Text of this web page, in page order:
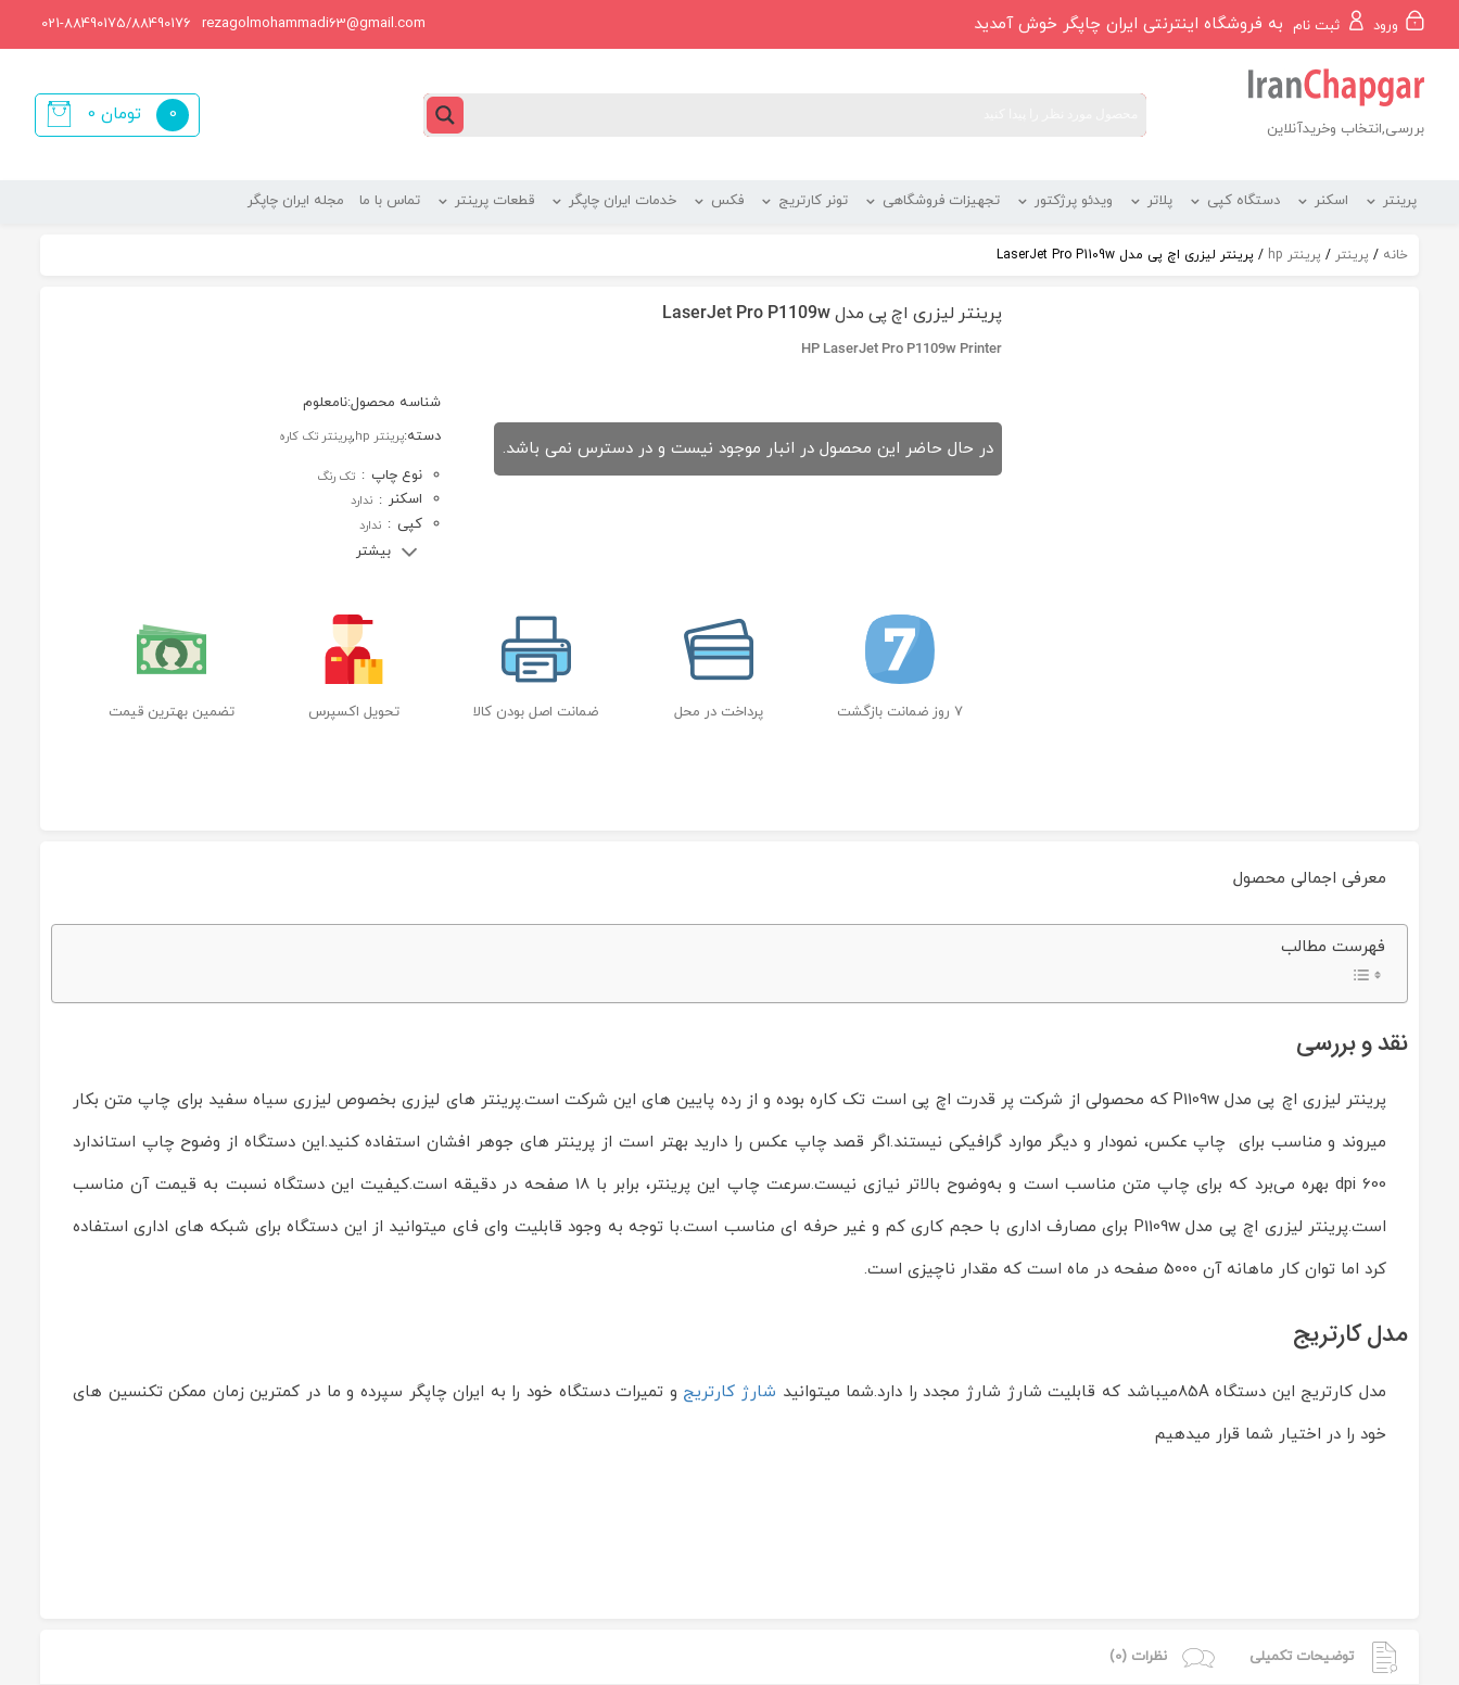
محتوا
ورود ثبت نام به فروشگاه اینترنتی ایران چاپگر خوش آمدید rezagolmohammadi63@gmail.com
021-88490175/88490176
بررسی,انتخاب وخریدآنلاین
0 تومان
0
پرینتر اسکنر دستگاه کپی پلاتر ویدئو پرژکتور تجهیزات فروشگاهی تونر کارتریج فکس خدمات ایران چاپگر قطعات پرینتر تماس با ما مجله ایران چاپگر
خانه / پرینتر / پرینتر hp / پرینتر لیزری اچ پی مدل LaserJet Pro P1109w
پرینتر لیزری اچ پی مدل LaserJet Pro P1109w
HP LaserJet Pro P1109w Printer
در حال حاضر این محصول در انبار موجود نیست و در دسترس نمی باشد.
شناسه محصول:نامعلوم
دسته:پرینتر hp ,پرینتر تک کاره
نوع چاپ : تک رنگ
اسکنر : ندارد
کپی : ندارد
بیشتر
7 روز ضمانت بازگشت پرداخت در محل ضمانت اصل بودن کالا تحویل اکسپرس تضمین بهترین قیمت
معرفی اجمالی محصول
پرینتر
لیزری
LaserJet
Pro
ماشین
Nov
Rating:
فهرست مطالب
نقد و بررسی
پرینتر لیزری اچ پی مدل P1109w که محصولی از شرکت پر قدرت اچ پی است تک کاره بوده و از رده پایین های این شرکت است.پرینتر های لیزری بخصوص لیزری سیاه سفید برای چاپ متن بکار
میروند و مناسب برای چاپ عکس، نمودار و دیگر موارد گرافیکی نیستند.اگر قصد چاپ عکس را دارید بهتر است از پرینتر های جوهر افشان استفاده کنید.این دستگاه از وضوح چاپ استاندارد
600 dpi بهره می‌برد که برای چاپ متن مناسب است و به‌وضوح‌ بالاتر نیازی نیست.سرعت چاپ این پرینتر، برابر با 18 صفحه در دقیقه است.کیفیت این دستگاه نسبت به قیمت آن مناسب
است.پرینتر لیزری اچ پی مدل P1109w برای مصارف اداری با حجم کاری کم و غیر حرفه ای مناسب است.با توجه به وجود قابلیت وای فای میتوانید از این دستگاه برای شبکه های اداری استفاده
کرد اما توان کار ماهانه آن 5000 صفحه در ماه است که مقدار ناچیزی است.
مدل کارتریج
مدل کارتریج این دستگاه 85Aمیباشد که قابلیت شارژ شارژ مجدد را دارد.شما میتوانید شارژ کارتریج و تمیرات دستگاه خود را به ایران چاپگر سپرده و ما در کمترین زمان ممکن تکنسین های
خود را در اختیار شما قرار میدهیم
توضیحات تکمیلی نظرات (0)